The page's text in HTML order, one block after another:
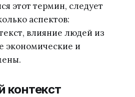
этот термин, следует
аспектов:
влияние людей из
экономические и
контекст